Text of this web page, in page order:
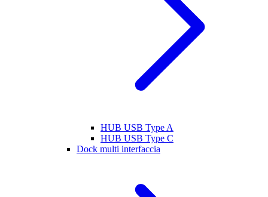
HUB USB Type A
HUB USB Type C
Dock multi interfaccia